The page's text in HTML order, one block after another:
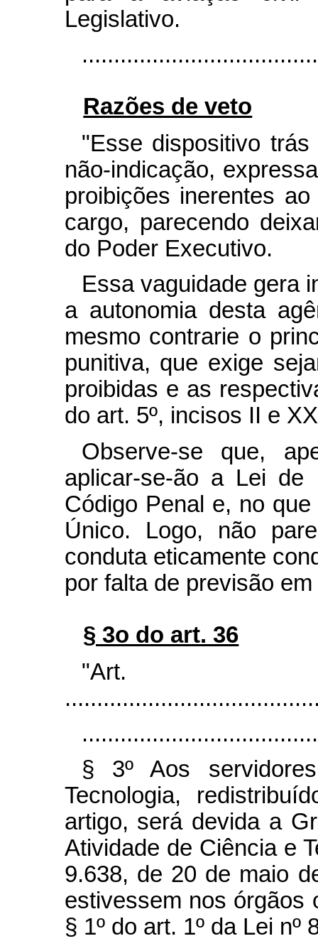
Legislativo.
Razões de veto
"Esse dispositivo
não-indicação,
proibições inerentes
cargo, parecendo
do Poder Executivo.
Essa vaguidade gera
a autonomia desta
mesmo contrarie o
punitiva, que exige
proibidas e as
do art. 5º, incisos II e
Observe-se que,
aplicar-se-ão a Lei de
Código Penal e, no
Único. Logo, não
conduta eticamente
por falta de previsão em
§ 3o do art. 36
§ 3º Aos
Tecnologia,
artigo, será devida a
Atividade de Ciência e
9.638, de 20 de maio
estivessem nos órgãos
§ 1º do art. 1º da Lei